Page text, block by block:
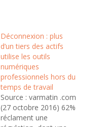
Déconnexion : plus
d’un tiers des actifs
utilise les outils
numériques
professionnels hors du
temps de travail
Source : varmatin .com
(27 octobre 2016) 62%
réclament une